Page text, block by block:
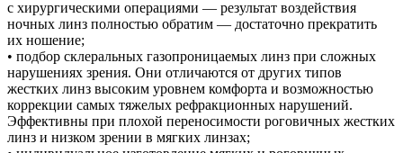
с хирургическими операциями — результат воздействия
ночных линз полностью обратим — достаточно прекратить
их ношение;
• подбор склеральных газопроницаемых линз при сложных
нарушениях зрения. Они отличаются от других типов
жестких линз высоким уровнем комфорта и возможностью
коррекции самых тяжелых рефракционных нарушений.
Эффективны при плохой переносимости роговичных жестких
линз и низком зрении в мягких линзах;